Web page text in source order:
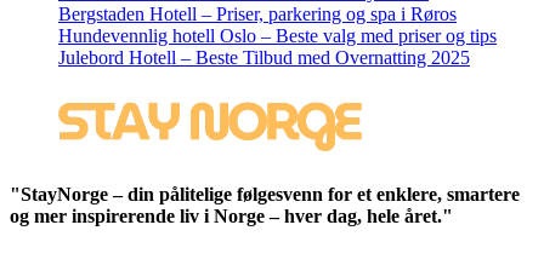
Bergstaden Hotell – Priser, parkering og spa i Røros
Hundevennlig hotell Oslo – Beste valg med priser og tips
Julebord Hotell – Beste Tilbud med Overnatting 2025
"StayNorge – din pålitelige følgesvenn for et enklere, smartere
og mer inspirerende liv i Norge – hver dag, hele året."